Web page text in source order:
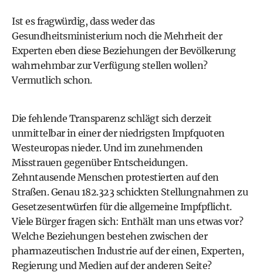
Ist es fragwürdig, dass weder das
Gesundheitsministerium noch die Mehrheit der
Experten eben diese Beziehungen der Bevölkerung
wahrnehmbar zur Verfügung stellen wollen?
Vermutlich schon.
Die fehlende Transparenz schlägt sich derzeit
unmittelbar in einer der niedrigsten Impfquoten
Westeuropas nieder. Und im zunehmenden
Misstrauen gegenüber Entscheidungen.
Zehntausende Menschen protestierten auf den
Straßen. Genau 182.323 schickten Stellungnahmen zu
Gesetzesentwürfen für die allgemeine Impfpflicht.
Viele Bürger fragen sich: Enthält man uns etwas vor?
Welche Beziehungen bestehen zwischen der
pharmazeutischen Industrie auf der einen, Experten,
Regierung und Medien auf der anderen Seite?